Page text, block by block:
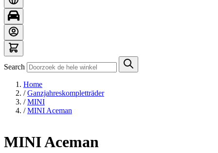
Search
Home
/ Ganzjahreskompletträder
/ MINI
/ MINI Aceman
MINI Aceman